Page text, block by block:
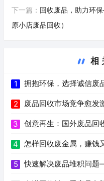
下一篇： 回收废品，助力环
原小店废品回收）
相
1 拥抱环保，选择诚信废
2 废品回收市场竞争愈发
3 创意再生：国外废品回
4 怎样回收废金属，赚钱
5 快速解决废品堆积问